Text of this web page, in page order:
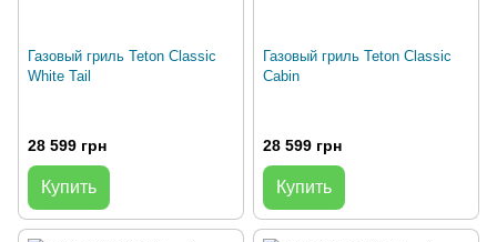
Газовый гриль Teton Classic
White Tail
28 599 грн
Купить
Газовый гриль Teton Classic
Cabin
28 599 грн
Купить